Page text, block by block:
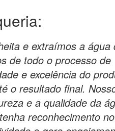
e extraímos a água
de todo o processo de
e excelência do
o resultado final.
e a qualidade da
reconhecimento no